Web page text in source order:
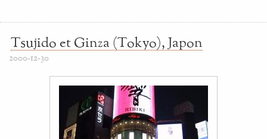
Tsujido et Ginza (Tokyo), Japon
2000-12-30